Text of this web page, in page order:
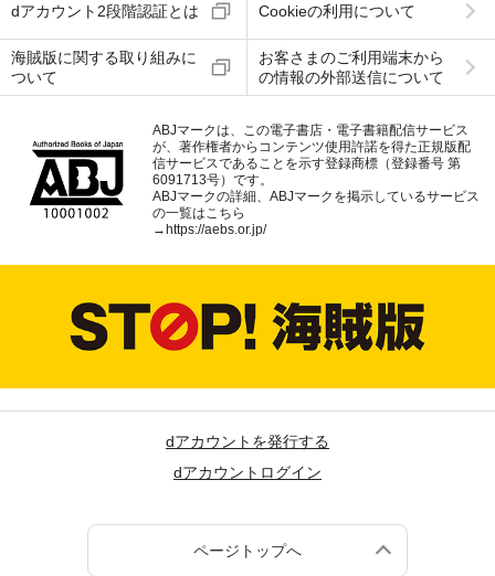
dアカウント2段階認証とは Cookieの利用について
海賊版に関する取り組みに
ついて
お客さまのご利用端末から
の情報の外部送信について
ABJマークは、この電子書店・電子書籍配信サービス
が、著作権者からコンテンツ使用許諾を得た正規版配
信サービスであることを示す登録商標（登録番号 第
6091713号）です。
ABJマークの詳細、ABJマークを掲示しているサービス
の一覧はこちら
→https://aebs.or.jp/
dアカウントを発行する
dアカウントログイン
ページトップへ